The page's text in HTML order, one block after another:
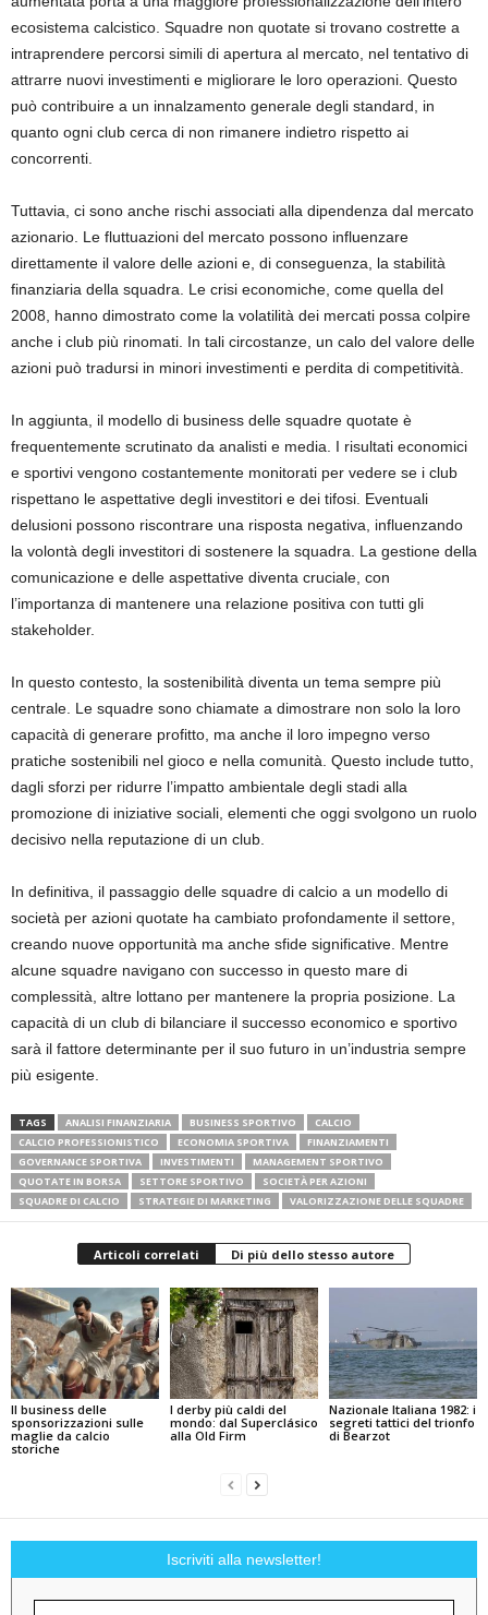
ecosistema calcistico. Squadre non quotate si trovano costrette a
intraprendere percorsi simili di apertura al mercato, nel tentativo di
attrarre nuovi investimenti e migliorare le loro operazioni. Questo
può contribuire a un innalzamento generale degli standard, in
quanto ogni club cerca di non rimanere indietro rispetto ai
concorrenti.
Tuttavia, ci sono anche rischi associati alla dipendenza dal mercato
azionario. Le fluttuazioni del mercato possono influenzare
direttamente il valore delle azioni e, di conseguenza, la stabilità
finanziaria della squadra. Le crisi economiche, come quella del
2008, hanno dimostrato come la volatilità dei mercati possa colpire
anche i club più rinomati. In tali circostanze, un calo del valore delle
azioni può tradursi in minori investimenti e perdita di competitività.
In aggiunta, il modello di business delle squadre quotate è
frequentemente scrutinato da analisti e media. I risultati economici
e sportivi vengono costantemente monitorati per vedere se i club
rispettano le aspettative degli investitori e dei tifosi. Eventuali
delusioni possono riscontrare una risposta negativa, influenzando
la volontà degli investitori di sostenere la squadra. La gestione della
comunicazione e delle aspettative diventa cruciale, con
l’importanza di mantenere una relazione positiva con tutti gli
stakeholder.
In questo contesto, la sostenibilità diventa un tema sempre più
centrale. Le squadre sono chiamate a dimostrare non solo la loro
capacità di generare profitto, ma anche il loro impegno verso
pratiche sostenibili nel gioco e nella comunità. Questo include tutto,
dagli sforzi per ridurre l’impatto ambientale degli stadi alla
promozione di iniziative sociali, elementi che oggi svolgono un ruolo
decisivo nella reputazione di un club.
In definitiva, il passaggio delle squadre di calcio a un modello di
società per azioni quotate ha cambiato profondamente il settore,
creando nuove opportunità ma anche sfide significative. Mentre
alcune squadre navigano con successo in questo mare di
complessità, altre lottano per mantenere la propria posizione. La
capacità di un club di bilanciare il successo economico e sportivo
sarà il fattore determinante per il suo futuro in un’industria sempre
più esigente.
TAGS ANALISI FINANZIARIA BUSINESS SPORTIVO
CALCIO
CALCIO PROFESSIONISTICO
ECONOMIA SPORTIVA
FINANZIAMENTI
GOVERNANCE SPORTIVA
INVESTIMENTI
MANAGEMENT SPORTIVO
QUOTATE IN BORSA
SETTORE SPORTIVO
SOCIETÀ PER AZIONI
SQUADRE DI CALCIO
STRATEGIE DI MARKETING VALORIZZAZIONE DELLE SQUADRE
Articoli correlati Di più dello stesso autore
Il business delle
sponsorizzazioni sulle
maglie da calcio
storiche
I derby più caldi del
mondo: dal Superclásico
alla Old Firm
Nazionale Italiana 1982: i
segreti tattici del trionfo
di Bearzot
Iscriviti alla newsletter!